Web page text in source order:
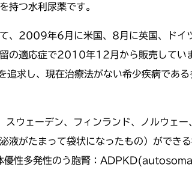
持つ水利尿薬です。
、2009年6月に米国、8月に英国、ドイ
の適応症で2010年12月から販売して
追求し、現在治療法がない希少疾病である
ウェーデン、フィンランド、ノルウェ
液がたまって袋状になったもの）ができ
体優性多発性のう胞腎：